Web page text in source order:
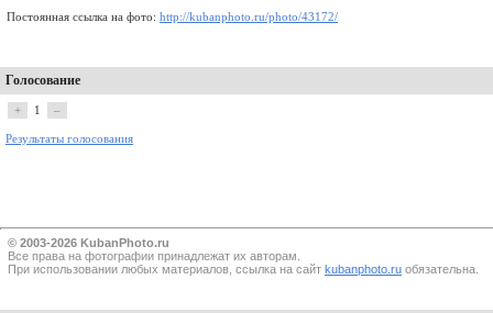
Постоянная ссылка на фото: http://kubanphoto.ru/photo/43172/
Голосование
+ 1 –
Результаты голосования
© 2003-2026 KubanPhoto.ru
Все прaва на фотографии принадлежат их авторам.
При использовании любых материалов, ссылка на сайт kubanphoto.ru обязательна.